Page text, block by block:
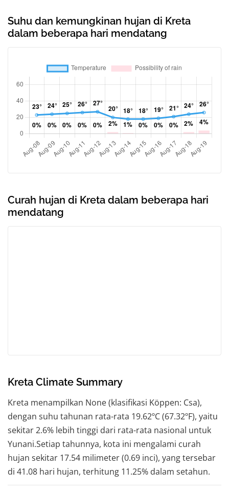
Suhu dan kemungkinan hujan di Kreta
dalam beberapa hari mendatang
Curah hujan di Kreta dalam beberapa hari
mendatang
Kreta Climate Summary
Kreta menampilkan None (klasifikasi Köppen: Csa),
dengan suhu tahunan rata-rata 19.62ºC (67.32ºF), yaitu
sekitar 2.6% lebih tinggi dari rata-rata nasional untuk
Yunani.Setiap tahunnya, kota ini mengalami curah
hujan sekitar 17.54 milimeter (0.69 inci), yang tersebar
di 41.08 hari hujan, terhitung 11.25% dalam setahun.